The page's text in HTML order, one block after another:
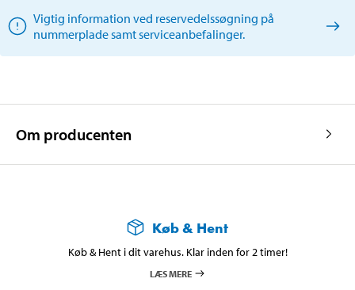
Vigtig information ved reservedelssøgning på
nummerplade samt serviceanbefalinger.
Om producenten
Køb & Hent
Køb & Hent i dit varehus. Klar inden for 2 timer!
LÆS MERE